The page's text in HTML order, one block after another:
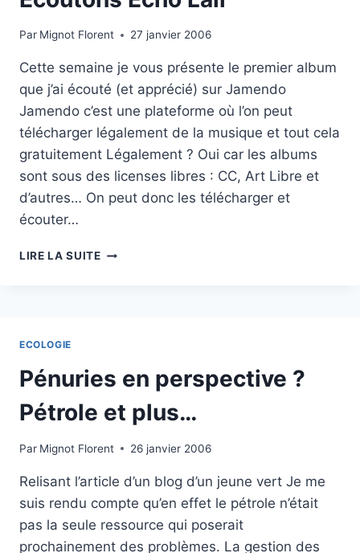
Par Mignot Florent 27 janvier 2006
Cette semaine je vous présente le premier album
que j’ai écouté (et apprécié) sur Jamendo
Jamendo c’est une plateforme où l’on peut
télécharger légalement de la musique et tout cela
gratuitement Légalement ? Oui car les albums
sont sous des licenses libres : CC, Art Libre et
d’autres… On peut donc les télécharger et
écouter…
LIRE LA SUITEECOUTONS
ECOLOGIE
Pénuries en perspective ?
Pétrole et plus…
Par Mignot Florent 26 janvier 2006
Relisant l’article d’un blog d’un jeune vert Je me
suis rendu compte qu’en effet le pétrole n’était
pas la seule ressource qui poserait
prochainement des problèmes. La gestion des